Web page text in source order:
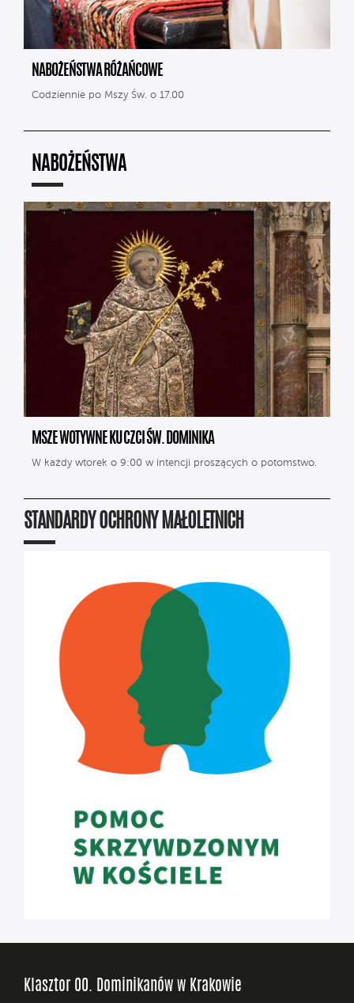
NABOŻEŃSTWA RÓŻAŃCOWE
Codziennie po Mszy Św. o 17.00
NABOŻEŃSTWA
MSZE WOTYWNE KU CZCI ŚW. DOMINIKA
W każdy wtorek o 9:00 w intencji proszących o potomstwo.
STANDARDY OCHRONY MAŁOLETNICH
Klasztor OO. Dominikanów w Krakowie